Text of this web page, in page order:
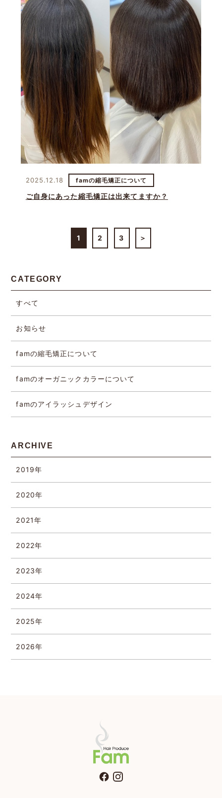
CATEGORY
すべて
お知らせ
famの縮毛矯正について
famのオーガニックカラーについて
famのアイラッシュデザイン
ARCHIVE
2019年
2020年
2021年
2022年
2023年
2024年
2025年
2026年
2025.12.18 famの縮毛矯正について
ご自身にあった縮毛矯正は出来てますか？
1 2 3 ＞